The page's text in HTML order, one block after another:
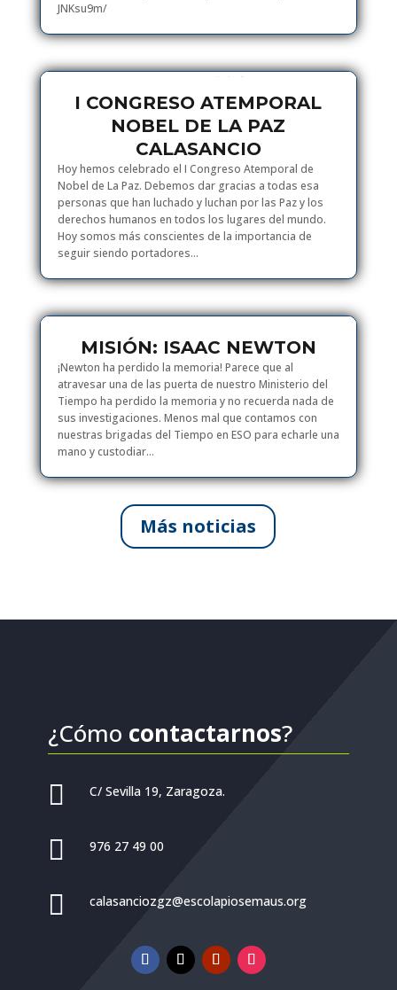
JNKsu9m/
I CONGRESO ATEMPORAL
NOBEL DE LA PAZ
CALASANCIO
Hoy hemos celebrado el I Congreso Atemporal de
Nobel de La Paz. Debemos dar gracias a todas esa
personas que han luchado y luchan por las Paz y los
derechos humanos en todos los lugares del mundo.
Hoy somos más conscientes de la importancia de
seguir siendo portadores...
MISIÓN: ISAAC NEWTON
¡Newton ha perdido la memoria! Parece que al
atravesar una de las puerta de nuestro Ministerio del
Tiempo ha perdido la memoria y no recuerda nada de
sus investigaciones. Menos mal que contamos con
nuestras brigadas del Tiempo en ESO para echarle una
mano y custodiar...
Más noticias
¿Cómo contactarnos?

C/ Sevilla 19, Zaragoza.
 976 27 49 00
 calasanciozgz@escolapiosemaus.org